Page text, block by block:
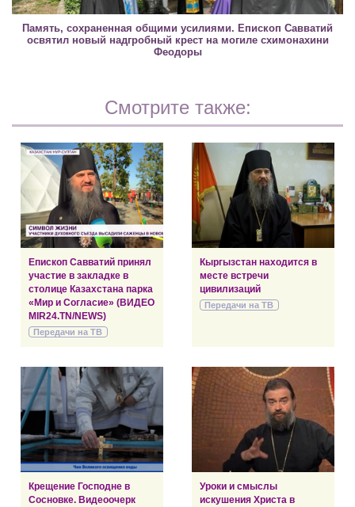
Память, сохраненная общими усилиями. Епископ Савватий
освятил новый надгробный крест на могиле схимонахини
Феодоры
Смотрите также:
Епископ Савватий принял
участие в закладке в
столице Казахстана парка
«Мир и Согласие» (ВИДЕО
MIR24.TN/NEWS)
Передачи на ТВ
Кыргызстан находится в
месте встречи
цивилизаций
Передачи на ТВ
Крещение Господне в
Сосновке. Видеоочерк
Уроки и смыслы
искушения Христа в